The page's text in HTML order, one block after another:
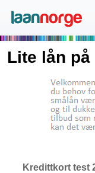
Lite lån på
Kredittkort test